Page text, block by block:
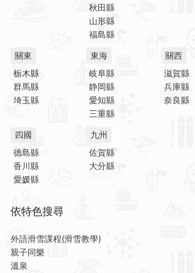
秋田縣
山形縣
福島縣
關東
栃木縣
群馬縣
埼玉縣
東海
岐阜縣
静岡縣
愛知縣
三重縣
關西
滋賀縣
兵庫縣
奈良縣
四國
德島縣
香川縣
愛媛縣
九州
佐賀縣
大分縣
依特色搜尋
外語滑雪課程(滑雪教學)
親子同樂
溫泉